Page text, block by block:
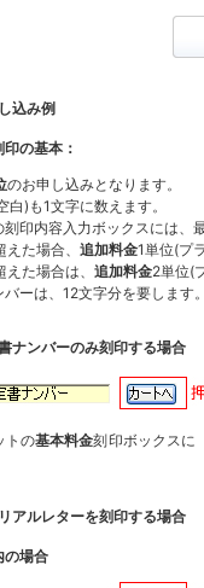
込み例
の基本：
のお申し込みとなります。
白)も1文字に数えます。
刻印内容入力ボックスには、
えた場合、追加料金1単位(プ
えた場合は、追加料金2単位(
バーは、12文字分を要します
ナンバーのみ刻印する場合
トの基本料金刻印ボックスに
アルレターを刻印する場合
の場合